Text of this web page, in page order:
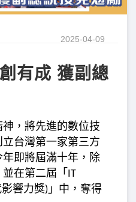
2025-04-09
有成 獲副總
神，將先進的數位技
台灣第一家第三方
即將屆滿十年，除
在第二屆「 IT
響力獎) 」中，奪得